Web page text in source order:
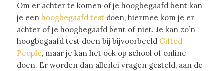
Om er achter te komen of je hoogbegaafd bent kan
je een hoogbegaafd testdoen, hiermee kom je er
achter of je hoogbegaafd bent of niet. Je kan zo’n
hoogbegaafd test doen bij bijvoorbeeld Gifted
People, maar je kan het ook op school of online
doen. Er worden dan allerlei vragen gesteld, aan de